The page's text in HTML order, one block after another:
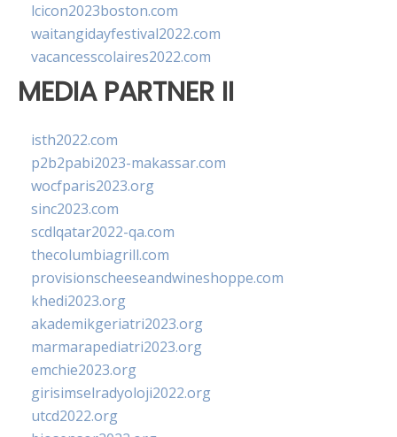
lcicon2023boston.com
waitangidayfestival2022.com
vacancesscolaires2022.com
MEDIA PARTNER II
isth2022.com
p2b2pabi2023-makassar.com
wocfparis2023.org
sinc2023.com
scdlqatar2022-qa.com
thecolumbiagrill.com
provisionscheeseandwineshoppe.com
khedi2023.org
akademikgeriatri2023.org
marmarapediatri2023.org
emchie2023.org
girisimselradyoloji2022.org
utcd2022.org